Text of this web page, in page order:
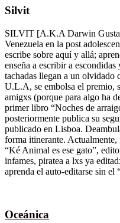
Silvit
SILVIT [A.K.A Darwin
Venezuela en la post
escribe sobre aquí y allá;
enseña a escribir a
tachadas llegan a un olvidado
U.L.A, se embolsa el premio,
amigxs (porque para algo ha
primer libro “Noches de
posteriormente publica su
publicado en Lisboa.
forma itinerante.
“Ké Animal es ese gato”,
infames, piratea a lxs ya
aprenda el auto-editarse sin el
Oceánica